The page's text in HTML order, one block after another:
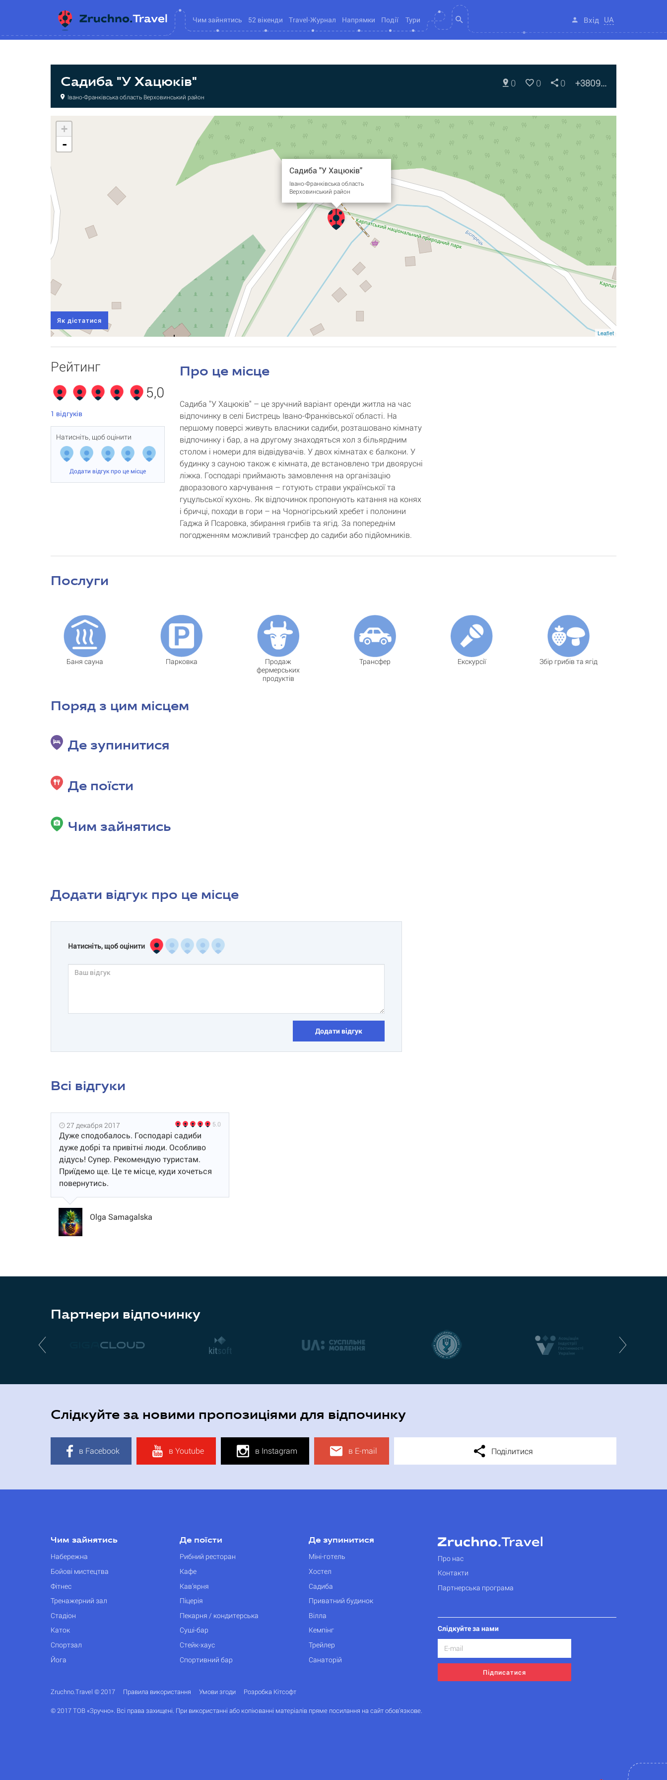
Чим зайнятись 52 вікенди Travel-Журнал Напрямки Події Тури Вхід UA
Садиба "У Хацюків"
Івано-Франківська область Верховинський район
0 0 0 +3809...
Садиба "У Хацюків"
Івано-Франківська область
Верховинський район
+
-
Leaflet
Як дістатися
Рейтинг
5,0
1 відгуків
Натисніть, щоб оцінити
Додати відгук про це місце
Про це місце
Садиба "У Хацюків" – це зручний варіант оренди житла на час
відпочинку в селі Бистрець Івано-Франківської області. На
першому поверсі живуть власники садиби, розташовано кімнату
відпочинку і бар, а на другому знаходяться хол з більярдним
столом і номери для відвідувачів. У двох кімнатах є балкони. У
будинку з сауною також є кімната, де встановлено три двоярусні
ліжка. Господарі приймають замовлення на організацію
дворазового харчування – готують страви української та
гуцульської кухонь. Як відпочинок пропонують катання на конях
і бричці, походи в гори – на Чорногірський хребет і полонини
Гаджа й Псаровка, збирання грибів та ягід. За попереднім
погодженням можливий трансфер до садиби або підйомників.
Послуги
Баня сауна Парковка
Продаж
фермерських
продуктів
Трансфер Екскурсії Збір грибів та ягід
Поряд з цим місцем
Де зупинитися
Де поїсти
Чим зайнятись
Додати відгук про це місце
Натисніть, щоб оцінити
Додати відгук
Всі відгуки
27 декабря 2017 5.0
Дуже сподобалось. Господарі садиби
дуже добрі та привітні люди. Особливо
дідусь! Супер. Рекомендую туристам.
Приїдемо ще. Це те місце, куди хочеться
повернутись.
Olga Samagalska
Партнери відпочинку
Слідкуйте за новими пропозиціями для відпочинку
в Facebook в Youtube в Instagram в E-mail Поділитися
Чим зайнятись
Набережна
Бойові мистецтва
Фітнес
Тренажерний зал
Стадіон
Каток
Спортзал
Йога
Де поїсти
Рибний ресторан
Кафе
Кав’ярня
Піцерія
Пекарня / кондитерська
Суші-бар
Стейк-хаус
Спортивний бар
Де зупинитися
Міні-готель
Хостел
Садиба
Приватний будинок
Вілла
Кемпінг
Трейлер
Санаторій
Про нас
Контакти
Партнерська програма
Слідкуйте за нами
Підписатися
Zruchno.Travel © 2017 Правила використання Умови згоди Розробка Кітсофт
© 2017 ТОВ «Зручно». Всі права захищені. При використанні або копіюванні матеріалів пряме посилання на сайт обов'язкове.